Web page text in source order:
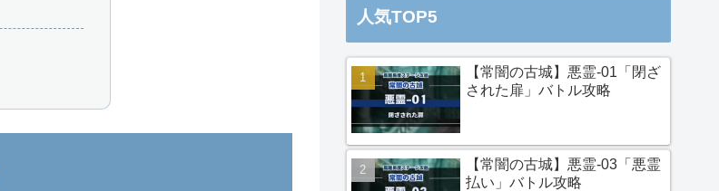
人気TOP5
【常闇の古城】悪霊-01「閉ざ
された扉」バトル攻略
【常闇の古城】悪霊-03「悪霊
払い」バトル攻略